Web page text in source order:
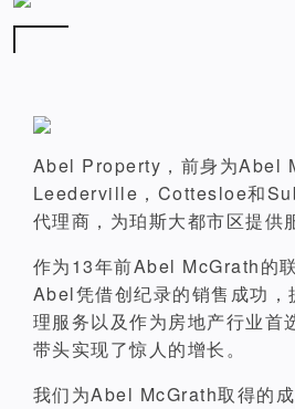
Abel Property，前身为Abel
Leederville，Cottesloe和
代理商，为珀斯大都市区提供
作为13年前Abel McGrath的
Abel凭借创纪录的销售成功，
理服务以及作为房地产行业首
带头实现了惊人的增长。
我们为Abel McGrath取得的成